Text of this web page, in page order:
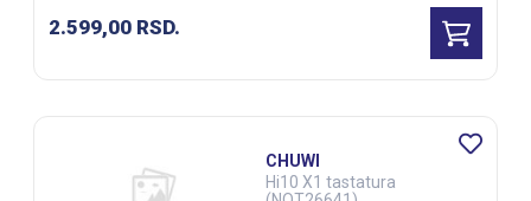
2.599,00 RSD.
CHUWI
Hi10 X1 tastatura